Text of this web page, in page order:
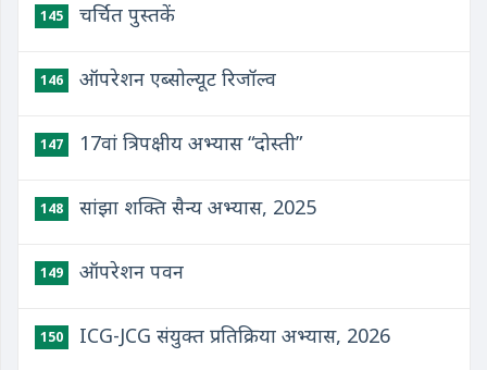
145 चर्चित पुस्तकें
146 ऑपरेशन एब्सोल्यूट रिजॉल्व
147 17वां त्रिपक्षीय अभ्यास “दोस्‍ती”
148 सांझा शक्ति सैन्य अभ्यास, 2025
149 ऑपरेशन पवन
150 ICG-JCG संयुक्‍त प्रतिक्रिया अभ्‍यास, 2026